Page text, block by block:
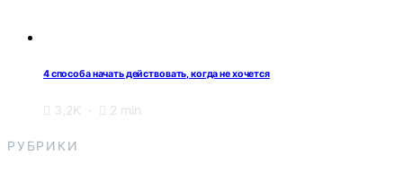
4 способа начать действовать, когда не хочется
3,2K 2 min
РУБРИКИ